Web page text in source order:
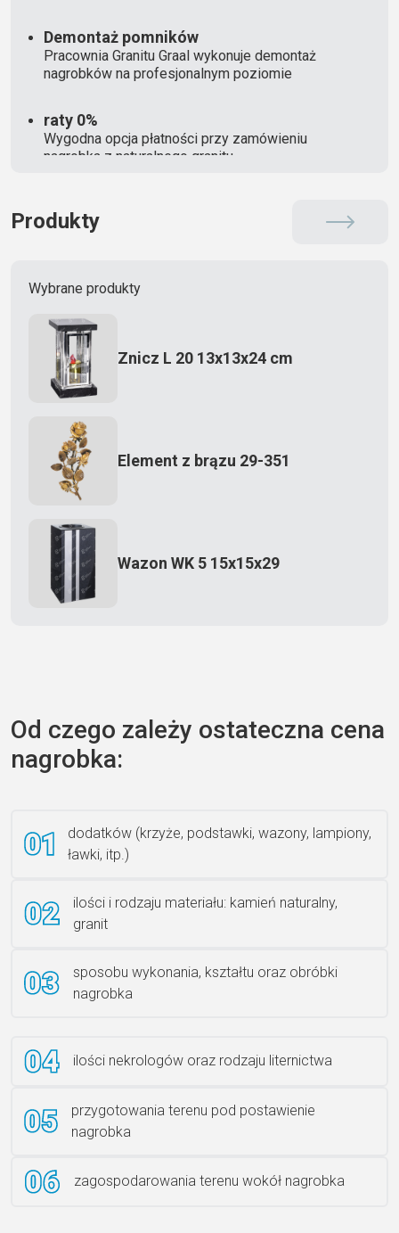
Demontaż pomników
Pracownia Granitu Graal wykonuje demontaż
nagrobków na profesjonalnym poziomie
raty 0%
Wygodna opcja płatności przy zamówieniu
nagrobka z naturalnego granitu
Produkty
Wybrane produkty
Znicz L 20 13x13x24 cm
Element z brązu 29-351
Wazon WK 5 15x15x29
Książka 2
Ławka granitowa LG 12
Od czego zależy ostateczna cena
nagrobka:
dodatków (krzyże, podstawki, wazony, lampiony,
ławki, itp.)
ilości i rodzaju materiału: kamień naturalny,
granit
sposobu wykonania, kształtu oraz obróbki
nagrobka
ilości nekrologów oraz rodzaju liternictwa
przygotowania terenu pod postawienie
nagrobka
zagospodarowania terenu wokół nagrobka